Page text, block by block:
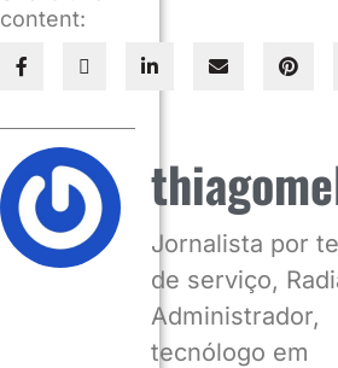
content:
Jornalista por
de serviço,
Administrador,
tecnólogo em